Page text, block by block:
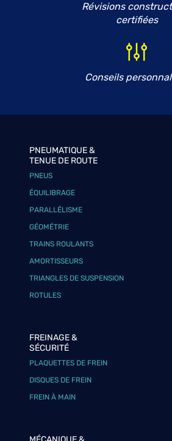
Révisions
certifiées
Conseils
PNEUMATIQUE &
TENUE DE ROUTE
PNEUS
ÉQUILIBRAGE
PARALLÉLISME
GÉOMÉTRIE
TRAINS ROULANTS
AMORTISSEURS
TRIANGLES DE SUSPENSION
ROTULES
FREINAGE &
SÉCURITÉ
PLAQUETTES DE FREIN
DISQUES DE FREIN
FREIN À MAIN